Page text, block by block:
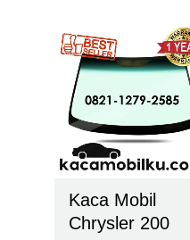
Kaca Mobil
Chrysler 200